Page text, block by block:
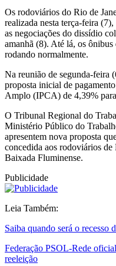
Os rodoviários do Rio de
realizada nesta terça-feira
as negociações do dissídio
amanhã (8). Até lá, os
rodando normalmente.
Na reunião de segunda-feira
proposta inicial de
Amplo (IPCA) de 4,39%
O Tribunal Regional do
Ministério Público do
apresentem nova proposta
concedida aos rodoviários
Baixada Fluminense.
Publicidade
Leia Também:
Saiba quando será o recesso
Federação PSOL-Rede
reeleição